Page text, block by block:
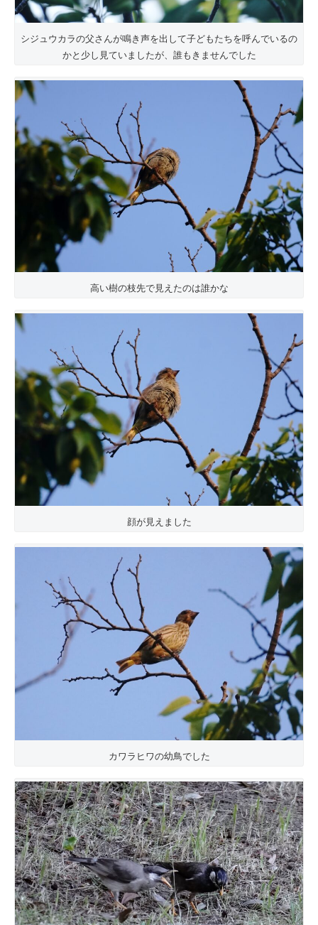
シジュウカラの父さんが鳴き声を出して子どもたちを呼んでいるの
かと少し見ていましたが、誰もきませんでした
高い樹の枝先で見えたのは誰かな
顔が見えました
カワラヒワの幼鳥でした